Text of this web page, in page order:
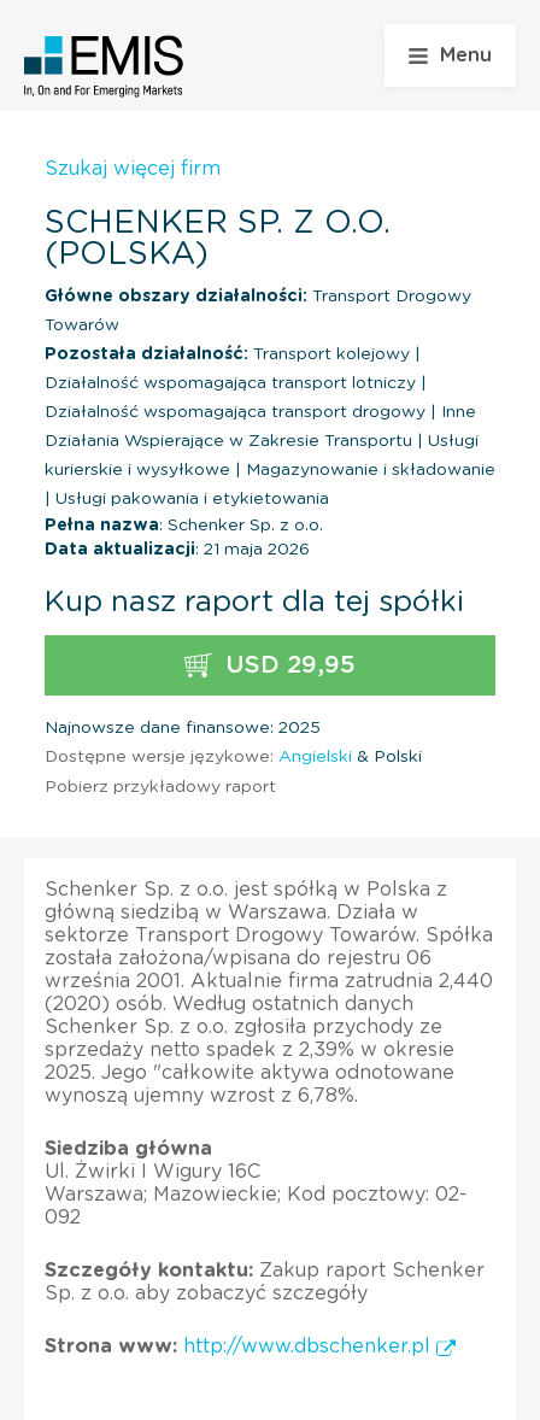
Menu
Szukaj więcej firm
SCHENKER SP. Z O.O.
(POLSKA)
Główne obszary działalności: Transport Drogowy
Towarów
Pozostała działalność: Transport kolejowy
Działalność wspomagająca transport lotniczy
Działalność wspomagająca transport drogowy
Inne
Działania Wspierające w Zakresie Transportu
Usługi
kurierskie i wysyłkowe
Magazynowanie i składowanie
Usługi pakowania i etykietowania
Pełna nazwa: Schenker Sp. z o.o.
Data aktualizacji: 21 maja 2026
Kup nasz raport dla tej spółki
USD 29,95
Najnowsze dane finansowe: 2025
Dostępne wersje językowe: Angielski & Polski
Pobierz przykładowy raport
Schenker Sp. z o.o. jest spółką w Polska z
główną siedzibą w Warszawa. Działa w
sektorze Transport Drogowy Towarów. Spółka
została założona/wpisana do rejestru 06
września 2001. Aktualnie firma zatrudnia 2,440
(2020) osób. Według ostatnich danych
Schenker Sp. z o.o. zgłosiła przychody ze
sprzedaży netto spadek z 2,39% w okresie
2025. Jego "całkowite aktywa odnotowane
wynoszą ujemny wzrost z 6,78%.
Siedziba główna
Ul. Żwirki I Wigury 16C
Warszawa; Mazowieckie; Kod pocztowy: 02-
092
Szczegóły kontaktu: Zakup raport Schenker
Sp. z o.o. aby zobaczyć szczegóły
Strona www: http://www.dbschenker.pl